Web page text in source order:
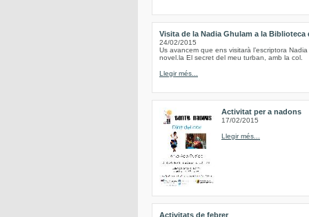
Visita de la Nadia Ghulam a la Biblioteca
24/02/2015
Us avancem que ens visitarà l’escriptora
novel.la El secret del meu turban, amb la col.
Llegir més...
Activitat per a nadons
17/02/2015
Llegir més...
Activitats de febrer